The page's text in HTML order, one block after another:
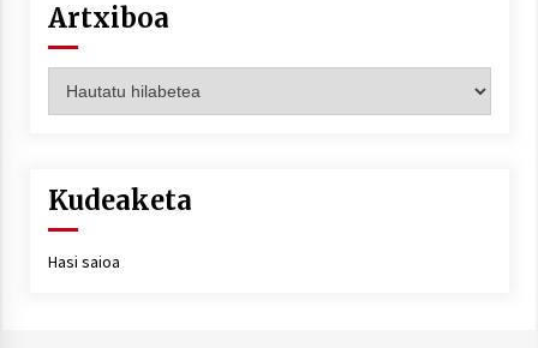
Artxiboa
Kudeaketa
Hasi saioa